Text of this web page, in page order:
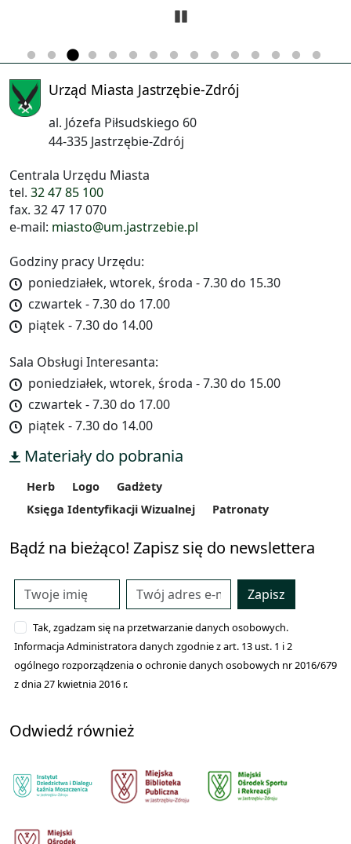
Zatrzymaj
Urząd Miasta Jastrzębie-Zdrój
al. Józefa Piłsudskiego 60
44-335 Jastrzębie-Zdrój
Centrala Urzędu Miasta
tel. 32 47 85 100
fax. 32 47 17 070
e-mail: miasto@um.jastrzebie.pl
Godziny pracy Urzędu:
poniedziałek, wtorek, środa - 7.30 do 15.30
czwartek - 7.30 do 17.00
piątek - 7.30 do 14.00
Sala Obsługi Interesanta:
poniedziałek, wtorek, środa - 7.30 do 15.00
czwartek - 7.30 do 17.00
piątek - 7.30 do 14.00
Materiały do pobrania
Herb Logo
Gadżety
Księga Identyfikacji Wizualnej
Patronaty
Bądź na bieżąco! Zapisz się do newslettera
Zapisz
Tak, zgadzam się na przetwarzanie danych osobowych.
Informacja Administratora danych zgodnie z art. 13 ust. 1 i 2
ogólnego rozporządzenia o ochronie danych osobowych nr 2016/679
z dnia 27 kwietnia 2016 r.
Odwiedź również